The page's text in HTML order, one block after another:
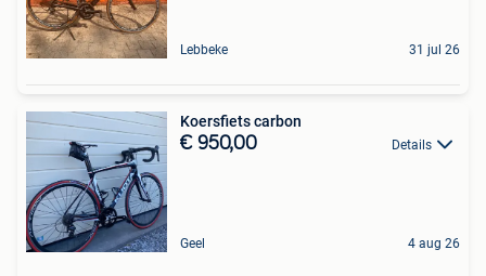
Lebbeke 31 jul 26
Koersfiets carbon
€ 950,00 Details
Geel 4 aug 26